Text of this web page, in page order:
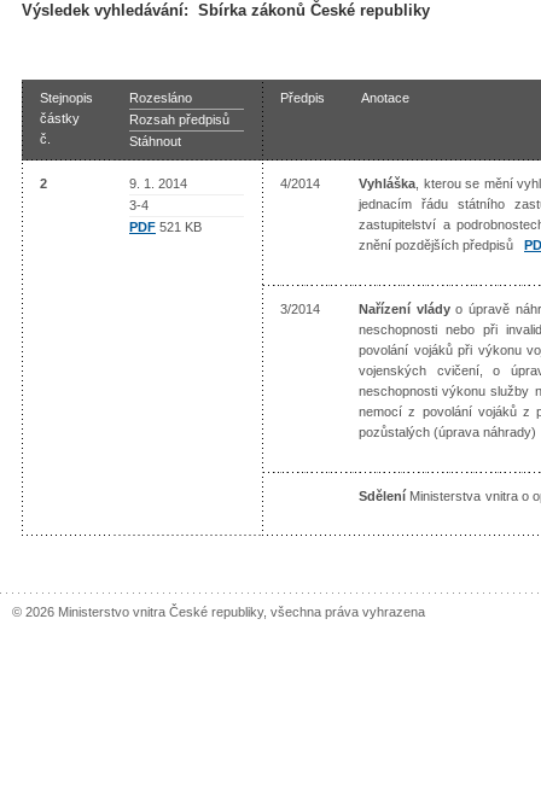
Výsledek vyhledávání: Sbírka zákonů České republiky
Stejnopis
částky
č.
Rozesláno
Rozsah předpisů
Stáhnout
Předpis Anotace
2
9. 1. 2014
3-4
PDF 521 KB
4/2014 Vyhláška , kterou se mění
jednacím řádu státního
zastupitelství a
znění pozdějších předpisů
3/2014 Nařízení vládyo úpravě
neschopnosti nebo při
povolání vojáků při výkonu
vojenských cvičení, o
neschopnosti výkonu služby
nemocí z povolání vojáků z
pozůstalých (úprava
Sdělení Ministerstva vnitra o
© 2026 Ministerstvo vnitra České republiky, všechna práva vyhrazena